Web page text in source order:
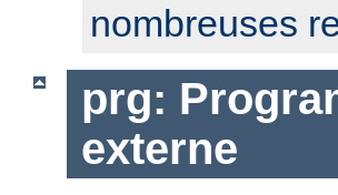
nombreuses
prg:
externe